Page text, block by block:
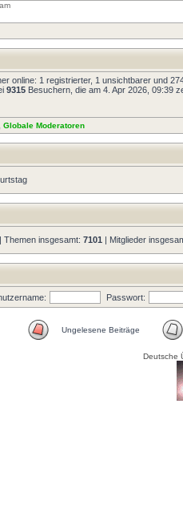
online: 1 registrierter, 1 unsichtbarer und
9315 Besuchern, die am 4. Apr 2026, 09:39
Globale Moderatoren
| Themen insgesamt: 7101 | Mitglieder
Passwort:
Ungelesene Beiträge
Deutsche